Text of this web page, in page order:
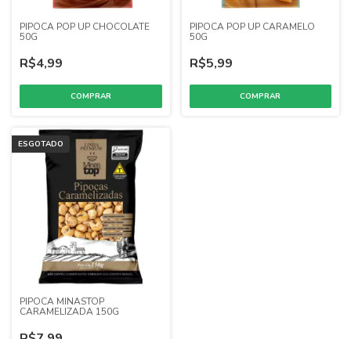
PIPOCA POP UP CHOCOLATE
50G
R$4,99
PIPOCA POP UP CARAMELO
50G
R$5,99
ESGOTADO
PIPOCA MINASTOP
CARAMELIZADA 150G